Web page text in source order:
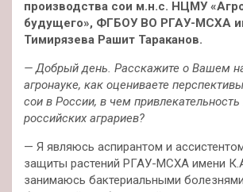
производства сои м.н.с. НЦМУ
будущего», ФГБОУ ВО РГАУ-МСХА
Тимирязева Рашит Тараканов.
— Добрый день. Расскажите о Вашем
агронауке, как оцениваете
сои в России, в чем
российских аграриев?
— Я являюсь аспирантом и
защиты растений РГАУ-МСХА имени
занимаюсь бактериальными